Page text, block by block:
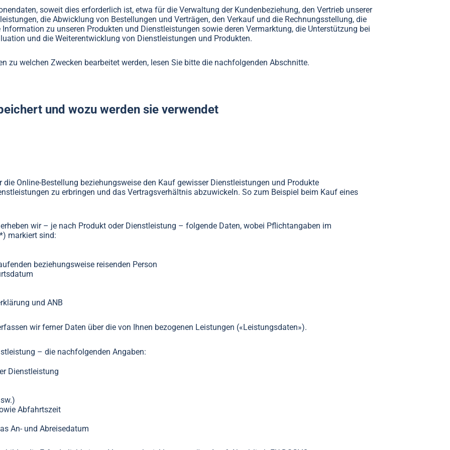
soweit dies erforderlich ist, etwa für die Verwaltung der Kundenbeziehung, den Vertrieb unserer
die Abwicklung von Bestellungen und Verträgen, den Verkauf und die Rechnungsstellung, die
zu unseren Produkten und Dienstleistungen sowie deren Vermarktung, die Unterstützung bei
und die Weiterentwicklung von Dienstleistungen und Produkten.
zu welchen Zwecken bearbeitet werden, lesen Sie bitte die nachfolgenden Abschnitte.
und wozu werden sie verwendet
Online-Bestellung beziehungsweise den Kauf gewisser Dienstleistungen und Produkte
zu erbringen und das Vertragsverhältnis abzuwickeln. So zum Beispiel beim Kauf eines
wir – je nach Produkt oder Dienstleistung – folgende Daten, wobei Pflichtangaben im
markiert sind:
beziehungsweise reisenden Person
und ANB
wir ferner Daten über die von Ihnen bezogenen Leistungen («Leistungsdaten»).
– die nachfolgenden Angaben:
Dienstleistung
Abfahrtszeit
An- und Abreisedatum